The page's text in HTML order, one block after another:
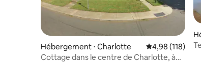
Hébergement ⋅ Charlotte Évaluation
4,98 (118)
Cottage dans le centre de Charlotte, à